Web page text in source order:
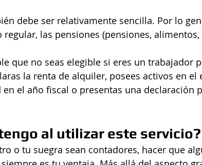
debe ser relativamente sencilla. Por lo
las pensiones (pensiones, alimentos,
que no seas elegible si eres un trabajador
la renta de alquiler, posees activos en el
el año fiscal o presentas una declaración
al utilizar este servicio?
o tu suegra sean contadores, hacer que